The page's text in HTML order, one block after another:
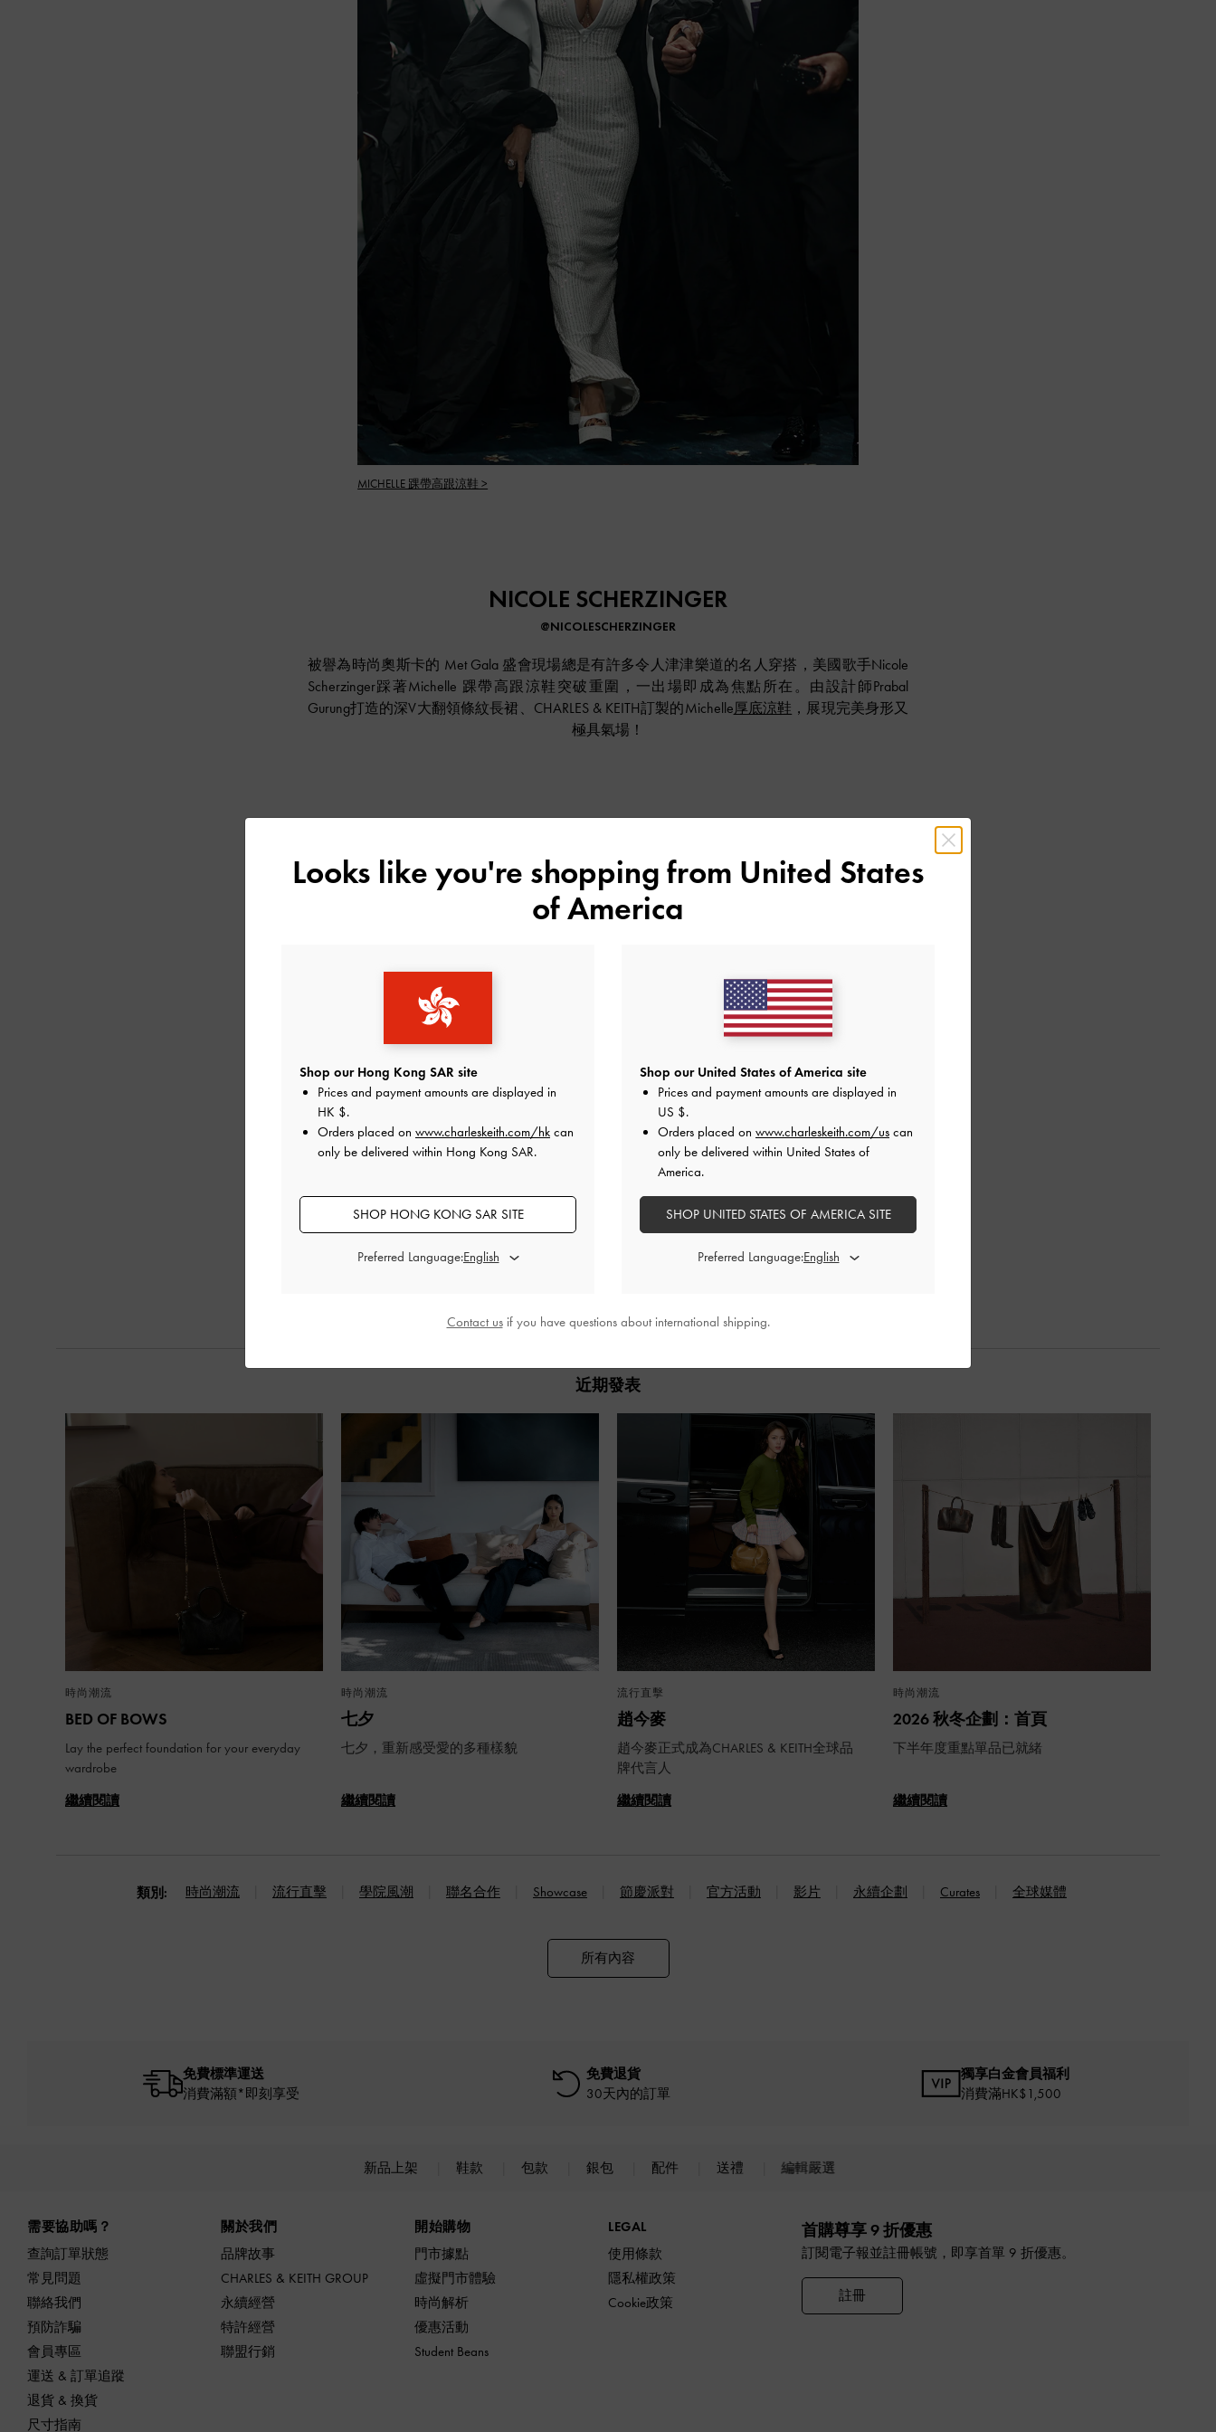
MICHELLE 踝帶高跟涼鞋 >
NICOLE SCHERZINGER
@NICOLESCHERZINGER
被譽為時尚奧斯卡的 Met Gala 盛會現場總是有許多令人津津樂道的名人穿搭，美國歌手Nicole
Scherzinger踩著Michelle 踝帶高跟涼鞋突破重圍，一出場即成為焦點所在。由設計師Prabal
Gurung打造的深V大翻領條紋長裙、CHARLES & KEITH訂製的Michelle厚底涼鞋 ，展現完美身形又
極具氣場！
MICHELLE 踝帶高跟涼鞋 MICHELLE 真皮踝帶高跟涼鞋 MICHELLE 真皮踝帶高跟涼鞋
近期發表
時尚潮流
BED OF BOWS
Lay the perfect foundation for your everyday
wardrobe
繼續閱讀
時尚潮流
七夕
七夕，重新感受愛的多種樣貌
繼續閱讀
流行直擊
趙今麥
趙今麥正式成為CHARLES & KEITH全球品
牌代言人
繼續閱讀
時尚潮流
2026 秋冬企劃：首頁
下半年度重點單品已就緒
繼續閱讀
類別: 時尚潮流 流行直擊 學院風潮 聯名合作 Showcase 節慶派對 官方活動 影片 永續企劃 Curates 全球媒體
所有內容
免費標準運送
消費滿額*即刻享受
免費退貨
30天內的訂單
獨享白金會員福利
消費滿HK$1,500
新品上架 鞋款 包款 銀包 配件 送禮 編輯嚴選
需要協助嗎？
查詢訂單狀態
常見問題
聯絡我們
預防詐騙
會員專區
運送 & 訂單追蹤
退貨 & 換貨
尺寸指南
關於我們
品牌故事
CHARLES & KEITH GROUP
永續經營
特許經營
聯盟行銷
開始購物
門市據點
虛擬門市體驗
時尚解析
優惠活動
Student Beans
LEGAL
使用條款
隱私權政策
Cookie政策
首購尊享 9 折優惠
訂閱電子報並註冊帳號，即享首單 9 折優惠。
註冊
Looks like you're shopping from United States
of America
Shop our Hong Kong SAR site
Prices and payment amounts are displayed in
HK $.
Orders placed on www.charleskeith.com/hk can
only be delivered within Hong Kong SAR.
SHOP HONG KONG SAR SITE
Preferred Language:
Shop our United States of America site
Prices and payment amounts are displayed in
US $.
Orders placed on www.charleskeith.com/us can
only be delivered within United States of
America.
SHOP UNITED STATES OF AMERICA SITE
Preferred Language:
Contact usif you have questions about international shipping.